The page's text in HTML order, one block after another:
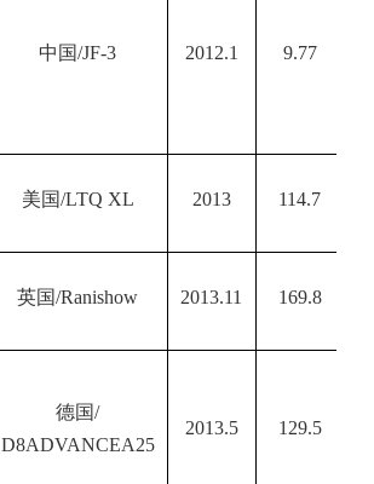
中国/JF-3 2012.1 9.77
美国/LTQ XL 2013 114.7
英国/Ranishow 2013.11 169.8
德国/
D8ADVANCEA25
2013.5 129.5